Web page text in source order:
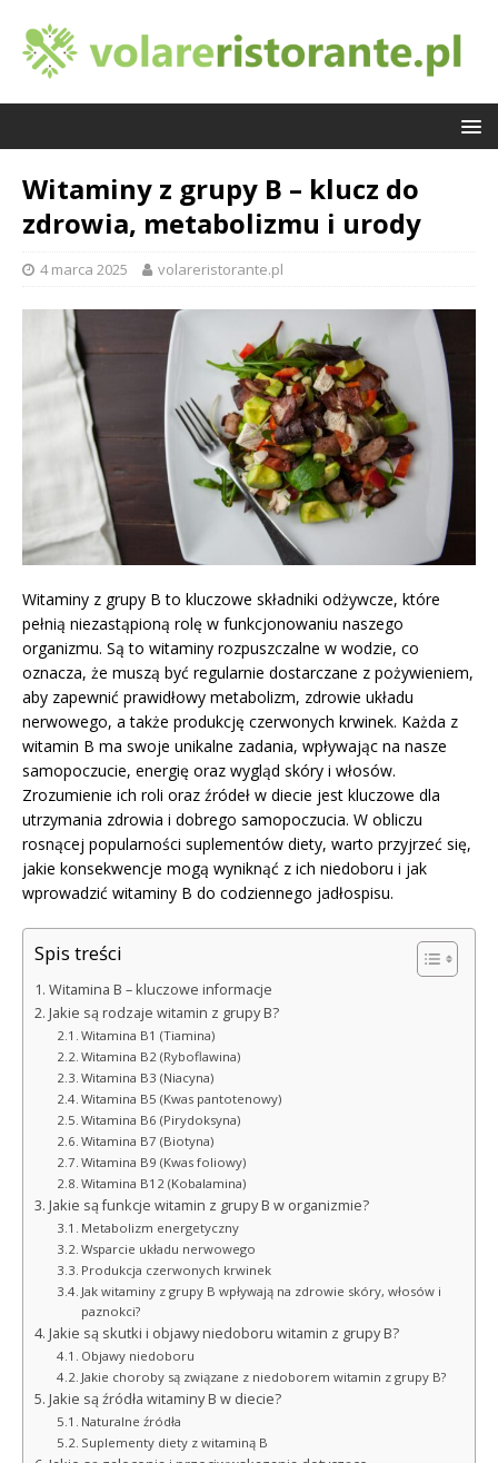
Witaminy z grupy B – klucz do
zdrowia, metabolizmu i urody
4 marca 2025 volareristorante.pl
Witaminy z grupy B to kluczowe składniki odżywcze, które
pełnią niezastąpioną rolę w funkcjonowaniu naszego
organizmu. Są to witaminy rozpuszczalne w wodzie, co
oznacza, że muszą być regularnie dostarczane z pożywieniem,
aby zapewnić prawidłowy metabolizm, zdrowie układu
nerwowego, a także produkcję czerwonych krwinek. Każda z
witamin B ma swoje unikalne zadania, wpływając na nasze
samopoczucie, energię oraz wygląd skóry i włosów.
Zrozumienie ich roli oraz źródeł w diecie jest kluczowe dla
utrzymania zdrowia i dobrego samopoczucia. W obliczu
rosnącej popularności suplementów diety, warto przyjrzeć się,
jakie konsekwencje mogą wyniknąć z ich niedoboru i jak
wprowadzić witaminy B do codziennego jadłospisu.
Spis treści
Witamina B – kluczowe informacje
Jakie są rodzaje witamin z grupy B?
Witamina B1 (Tiamina)
Witamina B2 (Ryboflawina)
Witamina B3 (Niacyna)
Witamina B5 (Kwas pantotenowy)
Witamina B6 (Pirydoksyna)
Witamina B7 (Biotyna)
Witamina B9 (Kwas foliowy)
Witamina B12 (Kobalamina)
Jakie są funkcje witamin z grupy B w organizmie?
Metabolizm energetyczny
Wsparcie układu nerwowego
Produkcja czerwonych krwinek
Jak witaminy z grupy B wpływają na zdrowie skóry, włosów i
paznokci?
Jakie są skutki i objawy niedoboru witamin z grupy B?
Objawy niedoboru
Jakie choroby są związane z niedoborem witamin z grupy B?
Jakie są źródła witaminy B w diecie?
Naturalne źródła
Suplementy diety z witaminą B